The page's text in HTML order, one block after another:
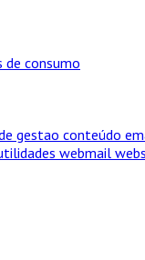
consumo
gestao conteúdo
webmail